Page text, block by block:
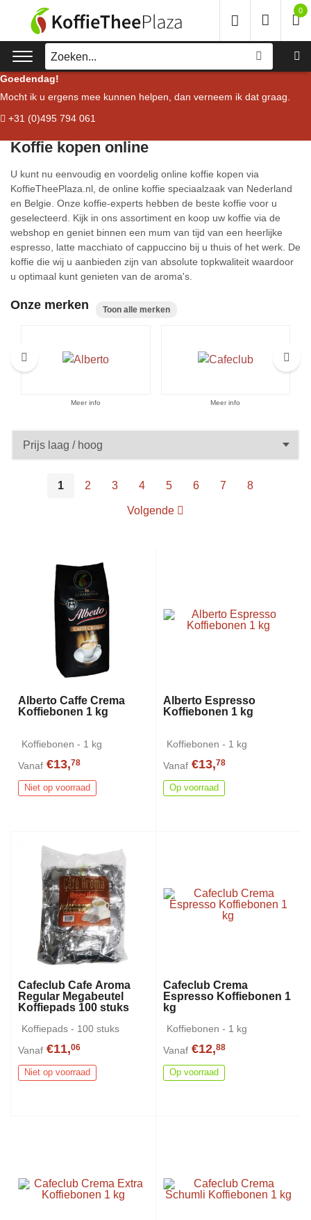
Zoeken...
0
Koffieapparaten
Voordeelverpakking
Onderhoud
Accessoires
Filteren
Koffie kopen online
U kunt nu eenvoudig en voordelig online koffie kopen via
KoffieTheePlaza.nl, de online koffie speciaalzaak van Nederland
en Belgie. Onze koffie-experts hebben de beste koffie voor u
geselecteerd. Kijk in ons assortiment en koop uw koffie via de
webshop en geniet binnen een mum van tijd van een heerlijke
espresso, latte macchiato of cappuccino bij u thuis of het werk. De
koffie die wij u aanbieden zijn van absolute topkwaliteit waardoor
u optimaal kunt genieten van de aroma's.
Onze merken Toon alle merken
Meer info Meer info
1 2 3 4 5 6 7 8
Volgende
Alberto Caffe Crema
Koffiebonen 1 kg
Koffiebonen - 1 kg
Vanaf €13,78
Niet op voorraad
Alberto Espresso
Koffiebonen 1 kg
Koffiebonen - 1 kg
Vanaf €13,78
Op voorraad
Cafeclub Cafe Aroma
Regular Megabeutel
Koffiepads 100 stuks
Koffiepads - 100 stuks
Vanaf €11,06
Niet op voorraad
Cafeclub Crema
Espresso Koffiebonen 1
kg
Koffiebonen - 1 kg
Vanaf €12,88
Op voorraad
Goedendag!
Mocht ik u ergens mee kunnen helpen, dan verneem ik dat graag.
+31 (0)495 794 061